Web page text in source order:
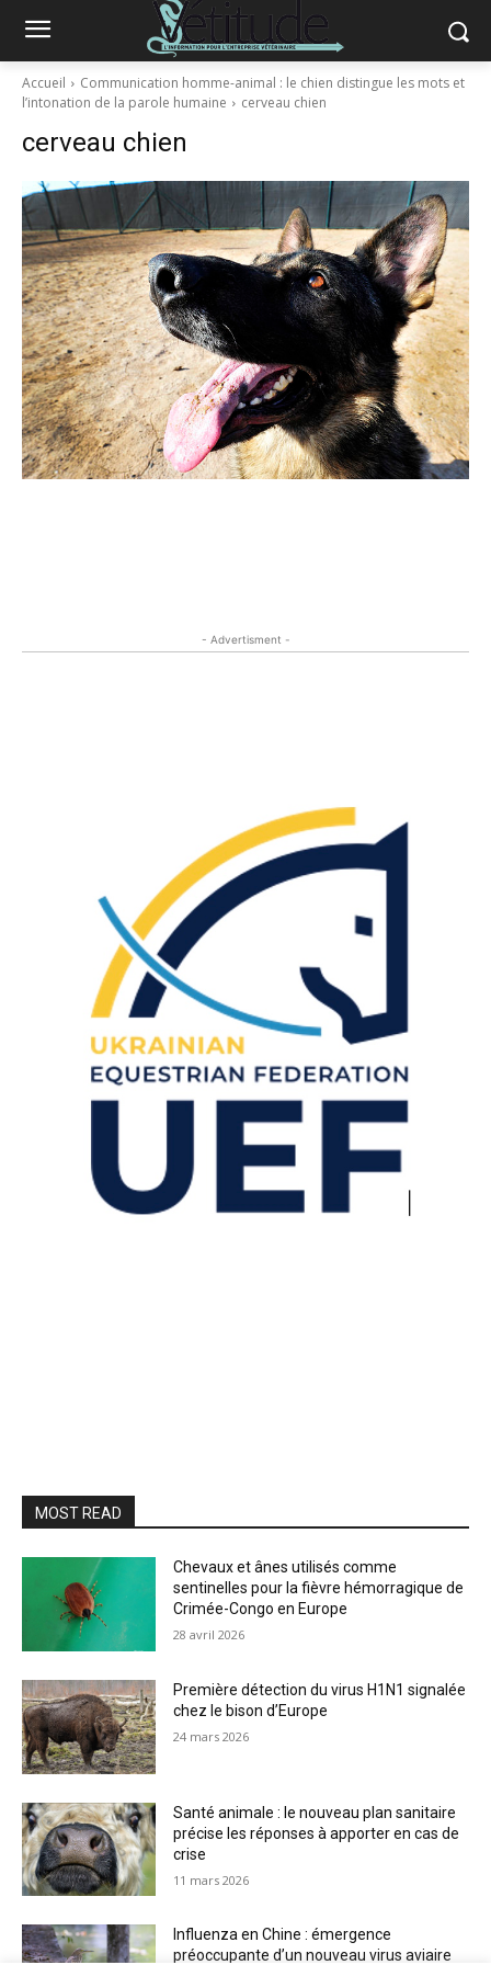
Accueil
Communication homme-animal : le chien distingue les mots et
l’intonation de la parole humaine
cerveau chien
cerveau chien
- Advertisment -
MOST READ
Chevaux et ânes utilisés comme
sentinelles pour la fièvre hémorragique de
Crimée-Congo en Europe
28 avril 2026
Première détection du virus H1N1 signalée
chez le bison d’Europe
24 mars 2026
Santé animale : le nouveau plan sanitaire
précise les réponses à apporter en cas de
crise
11 mars 2026
Influenza en Chine : émergence
préoccupante d’un nouveau virus aviaire